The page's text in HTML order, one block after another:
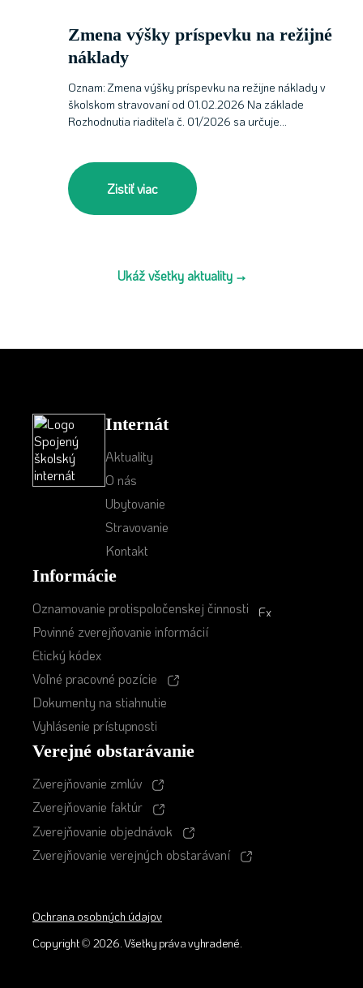
Zmena výšky príspevku na režijné
náklady
Oznam: Zmena výšky príspevku na režijne náklady v
školskom stravovaní od 01.02.2026 Na základe
Rozhodnutia riaditeľa č. 01/2026 sa určuje…
Zistiť viac
Ukáž všetky aktuality →
Internát
Aktuality
O nás
Ubytovanie
Stravovanie
Kontakt
Informácie
Oznamovanie protispoločenskej činnosti
Povinné zverejňovanie informácií
Etický kódex
Voľné pracovné pozície
Dokumenty na stiahnutie
Vyhlásenie prístupnosti
Verejné obstarávanie
Zverejňovanie zmlúv
Zverejňovanie faktúr
Zverejňovanie objednávok
Zverejňovanie verejných obstarávaní
Ochrana osobných údajov
Copyright© 2026. Všetky práva vyhradené.